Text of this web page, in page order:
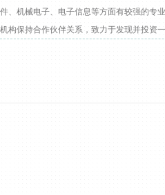
件、机械电子、电子信息等方面有较强的专
机构保持合作伙伴关系，致力于发现并投资